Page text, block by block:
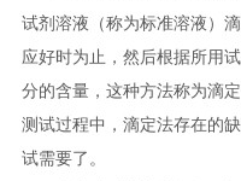
试剂溶液（称为标准溶液 ）
应好时为止，然后根据所用
分的含量，这种方法称为滴
测试过程中，滴定法存在的
试需要了。